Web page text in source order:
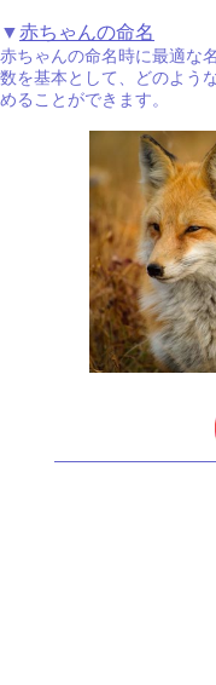
▼赤ちゃんの命名
赤ちゃんの命名時に最適な
数を基本として、どのよう
めることができます。